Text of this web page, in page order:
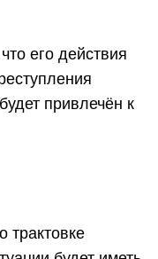
его действия
привлечён к
трактовке